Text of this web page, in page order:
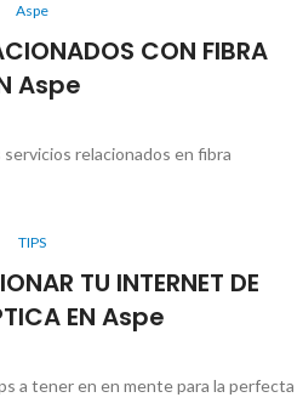
Aspe
CON FIBRA
Aspe
relacionados en fibra
TIPS
TU INTERNET DE
EN Aspe
a tener en en mente para la perfecta